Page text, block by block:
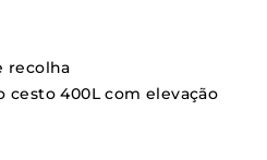
recolha
cesto 400L com elevação